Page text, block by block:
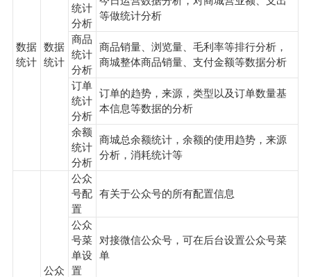
数据
统计
数据
统计
统计
分析
等做统计分析
商品
统计
分析
商品销量、浏览量、毛利率等排行分析，
商城整体商品销量、支付金额等数据分析
订单
统计
分析
订单的趋势，来源，类型以及订单数量基
本信息等数据的分析
余额
统计
分析
商城总余额统计，余额的使用趋势，来源
分析，消耗统计等
公众
公众
号配
置
有关于公众号的所有配置信息
公众
号菜
单设
置
对接微信公众号，可在后台设置公众号菜
单